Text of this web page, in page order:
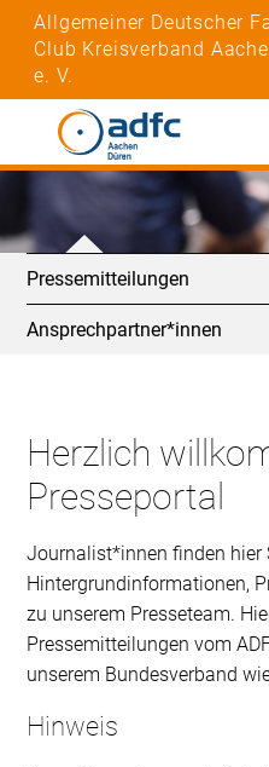
Allgemeiner Deutscher
Club Kreisverband
e. V.
Pressemitteilungen
Ansprechpartner*innen
Herzlich
Presseportal
Journalist*innen finden hier
Hintergrundinformationen,
zu unserem Presseteam.
Pressemitteilungen vom
unserem Bundesverband
Hinweis